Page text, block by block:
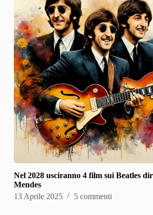
Nel 2028 usciranno 4 film sui Beatles
Mendes
13 Aprile 2025
5 commenti